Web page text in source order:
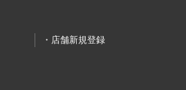
店舗新規登録